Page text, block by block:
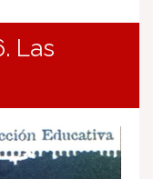
Las